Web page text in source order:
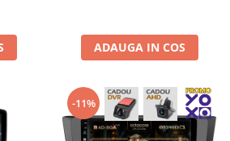
ADAUGA IN COS
-11%